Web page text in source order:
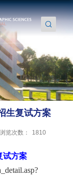
生复试方案
浏览次数： 1810
试方案